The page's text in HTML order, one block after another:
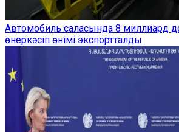
Автомобиль саласында 8 миллиард
өнеркәсіп өнімі экспортталды